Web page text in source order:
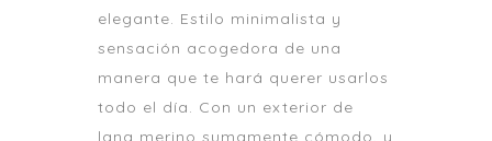
elegante. Estilo minimalista y
sensación acogedora de una
manera que te hará querer usarlos
todo el día. Con un exterior de
lana merino sumamente cómodo, y